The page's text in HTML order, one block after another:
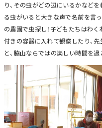
り、その虫がどの辺にいるかなど
る虫がいると大きな声で名前を言
の農園で虫探し！子どもたちはわ
付きの容器に入れて観察したり、
と、脇山ならではの楽しい時間を過